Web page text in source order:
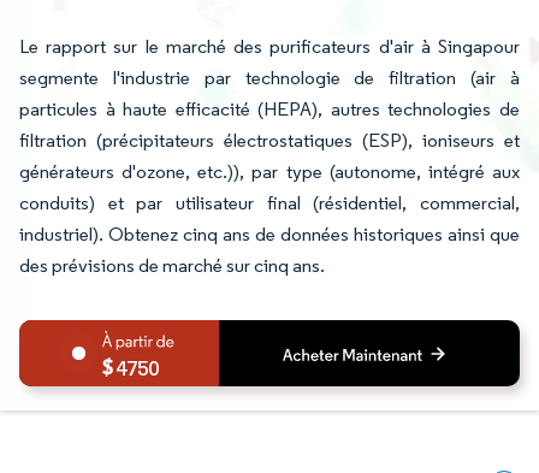
Le rapport sur le marché des purificateurs d'air à Singapour
segmente l'industrie par technologie de filtration (air à
particules à haute efficacité (HEPA), autres technologies de
filtration (précipitateurs électrostatiques (ESP), ioniseurs et
générateurs d'ozone, etc.)), par type (autonome, intégré aux
conduits) et par utilisateur final (résidentiel, commercial,
industriel). Obtenez cinq ans de données historiques ainsi que
des prévisions de marché sur cinq ans.
4750